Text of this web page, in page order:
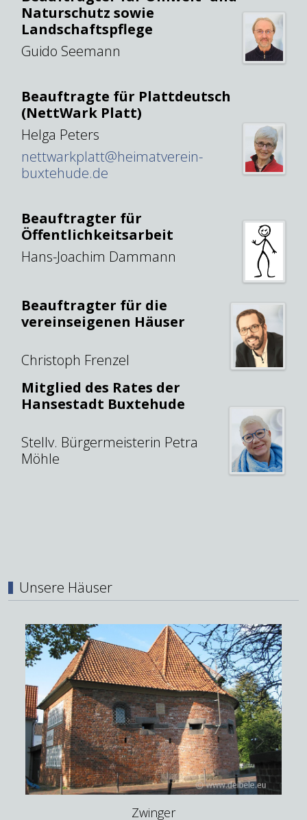
Naturschutz sowie
Landschaftspflege
Guido Seemann
Beauftragte für Plattdeutsch
(NettWark Platt)
Helga Peters
nettwarkplatt@heimatverein-
buxtehude.de
Beauftragter für
Öffentlichkeitsarbeit
Hans-Joachim Dammann
Beauftragter für die
vereinseigenen Häuser
Christoph Frenzel
Mitglied des Rates der
Hansestadt Buxtehude
Stellv. Bürgermeisterin Petra
Möhle
Unsere Häuser
Zwinger